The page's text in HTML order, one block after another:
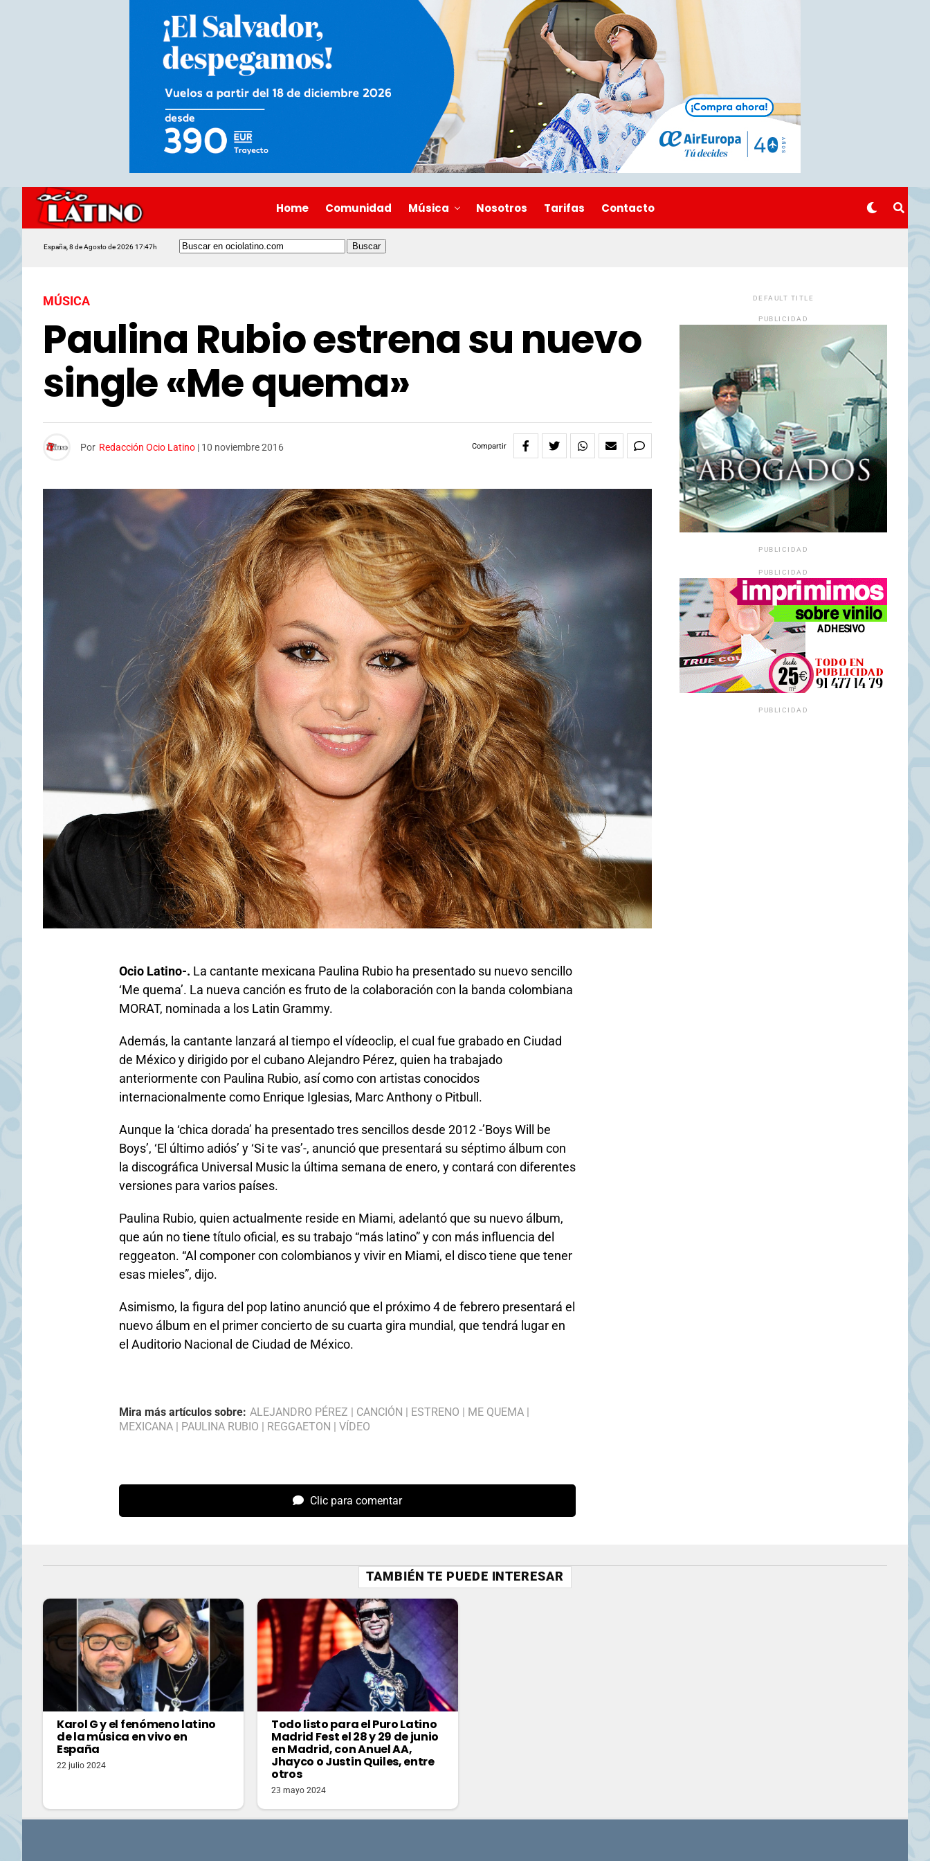
Home Comunidad Música Nosotros Tarifas Contacto
España, 8 de Agosto de 2026 17:47h
MÚSICA
Paulina Rubio estrena su nuevo
single «Me quema»
Por Redacción Ocio Latino | 10 noviembre 2016 Compartir
Ocio Latino-. La cantante mexicana Paulina Rubio ha presentado su nuevo sencillo
‘Me quema’. La nueva canción es fruto de la colaboración con la banda colombiana
MORAT, nominada a los Latin Grammy.
Además, la cantante lanzará al tiempo el vídeoclip, el cual fue grabado en Ciudad
de México y dirigido por el cubano Alejandro Pérez, quien ha trabajado
anteriormente con Paulina Rubio, así como con artistas conocidos
internacionalmente como Enrique Iglesias, Marc Anthony o Pitbull.
Aunque la ‘chica dorada’ ha presentado tres sencillos desde 2012 -’Boys Will be
Boys’, ‘El último adiós’ y ‘Si te vas’-, anunció que presentará su séptimo álbum con
la discográfica Universal Music la última semana de enero, y contará con diferentes
versiones para varios países.
Paulina Rubio, quien actualmente reside en Miami, adelantó que su nuevo álbum,
que aún no tiene título oficial, es su trabajo “más latino” y con más influencia del
reggeaton. “Al componer con colombianos y vivir en Miami, el disco tiene que tener
esas mieles”, dijo.
Asimismo, la figura del pop latino anunció que el próximo 4 de febrero presentará el
nuevo álbum en el primer concierto de su cuarta gira mundial, que tendrá lugar en
el Auditorio Nacional de Ciudad de México.
Mira más artículos sobre: ALEJANDRO PÉREZ | CANCIÓN | ESTRENO | ME QUEMA |
MEXICANA | PAULINA RUBIO | REGGAETON | VÍDEO
Clic para comentar
DEFAULT TITLE
PUBLICIDAD
PUBLICIDAD
PUBLICIDAD
PUBLICIDAD
TAMBIÉN TE PUEDE INTERESAR
Karol G y el fenómeno latino
de la música en vivo en
España
22 julio 2024
Todo listo para el Puro Latino
Madrid Fest el 28 y 29 de junio
en Madrid, con Anuel AA,
Jhayco o Justin Quiles, entre
otros
23 mayo 2024